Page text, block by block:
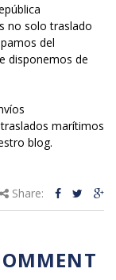
no solo traslado
del
disponemos de
marítimos
blog.
Share: